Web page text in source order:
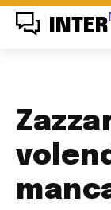
INTER